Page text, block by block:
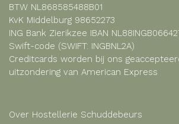
BTW NL868585488B01
KvK Middelburg 98652273
ING Bank Zierikzee IBAN
Swift-code (SWIFT: INGBNL2A)
Creditcards worden bij ons
uitzondering van American Express
Over Hostellerie Schuddebeurs